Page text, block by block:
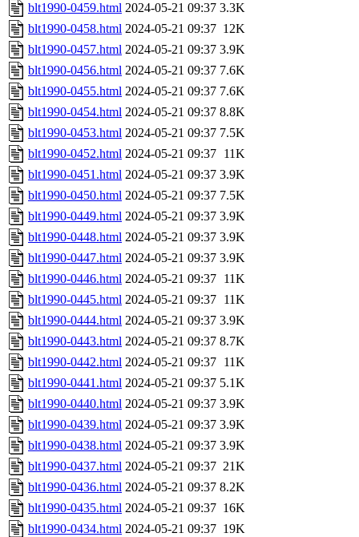
blt1990-0459.html 2024-05-21 09:37 3.3K
blt1990-0458.html 2024-05-21 09:37 12K
blt1990-0457.html 2024-05-21 09:37 3.9K
blt1990-0456.html 2024-05-21 09:37 7.6K
blt1990-0455.html 2024-05-21 09:37 7.6K
blt1990-0454.html 2024-05-21 09:37 8.8K
blt1990-0453.html 2024-05-21 09:37 7.5K
blt1990-0452.html 2024-05-21 09:37 11K
blt1990-0451.html 2024-05-21 09:37 3.9K
blt1990-0450.html 2024-05-21 09:37 7.5K
blt1990-0449.html 2024-05-21 09:37 3.9K
blt1990-0448.html 2024-05-21 09:37 3.9K
blt1990-0447.html 2024-05-21 09:37 3.9K
blt1990-0446.html 2024-05-21 09:37 11K
blt1990-0445.html 2024-05-21 09:37 11K
blt1990-0444.html 2024-05-21 09:37 3.9K
blt1990-0443.html 2024-05-21 09:37 8.7K
blt1990-0442.html 2024-05-21 09:37 11K
blt1990-0441.html 2024-05-21 09:37 5.1K
blt1990-0440.html 2024-05-21 09:37 3.9K
blt1990-0439.html 2024-05-21 09:37 3.9K
blt1990-0438.html 2024-05-21 09:37 3.9K
blt1990-0437.html 2024-05-21 09:37 21K
blt1990-0436.html 2024-05-21 09:37 8.2K
blt1990-0435.html 2024-05-21 09:37 16K
blt1990-0434.html 2024-05-21 09:37 19K